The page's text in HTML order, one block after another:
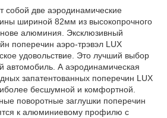
собой две аэродинамические
шириной 82мм из высокопрочного
алюминия. Эксклюзивный
поперечин аэро-трэвэл LUX
удовольствие. Это лучший выбор
автомобиль. А аэродинамическая
запатентованных поперечин LUX
бесшумной и комфортной.
поворотные заглушки поперечин
к алюминиевому профилю с